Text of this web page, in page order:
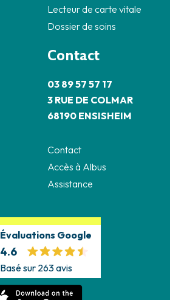
Lecteur de carte vitale
Dossier de soins
Contact
03 89 57 57 17
3 RUE DE COLMAR
68190 ENSISHEIM
Contact
Accès à Albus
Assistance
Évaluations Google
4.6
Basé sur 263 avis